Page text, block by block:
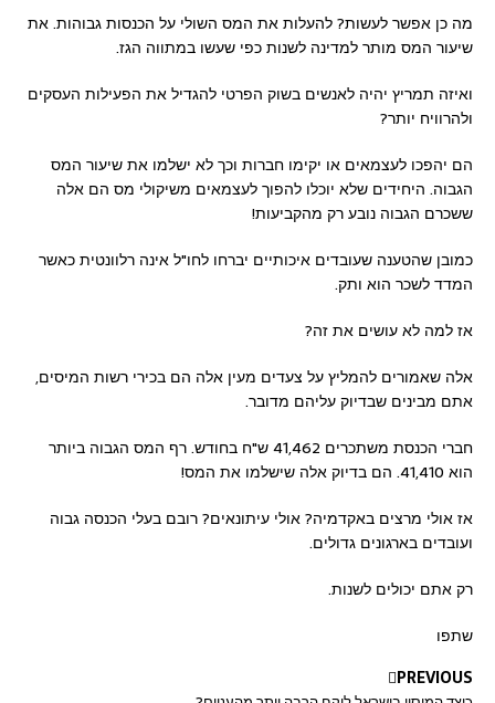
מה כן אפשר לעשות? להעלות את המס השולי על הכנסות גבוהות. את
שיעור המס מותר למדינה לשנות כפי שעשו במתווה הגז.
ואיזה תמריץ יהיה לאנשים בשוק הפרטי להגדיל את הפעילות העסקים
ולהרוויח יותר?
הם יהפכו לעצמאים או יקימו חברות וכך לא ישלמו את שיעור המס
הגבוה. היחידים שלא יוכלו להפוך לעצמאים משיקולי מס הם אלה
ששכרם הגבוה נובע רק מהקביעות!
כמובן שהטענה שעובדים איכותיים יברחו לחו"ל אינה רלוונטית כאשר
המדד לשכר הוא ותק.
אז למה לא עושים את זה?
אלה שאמורים להמליץ על צעדים מעין אלה הם בכירי רשות המיסים,
אתם מבינים שבדיוק עליהם מדובר.
חברי הכנסת משתכרים 41,462 ש"ח בחודש. רף המס הגבוה ביותר
הוא 41,410. הם בדיוק אלה שישלמו את המס!
אז אולי מרצים באקדמיה? אולי עיתונאים? רובם בעלי הכנסה גבוה
ועובדים בארגונים גדולים.
רק אתם יכולים לשנות.
שתפו
PREVIOUS